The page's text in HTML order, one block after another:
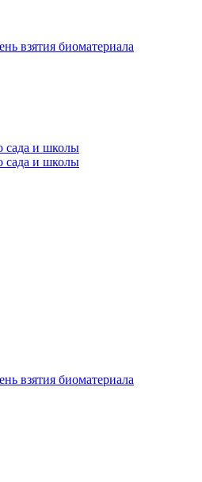
взятия биоматериала
сада и школы
сада и школы
взятия биоматериала